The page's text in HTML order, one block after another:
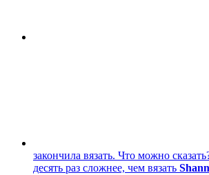
закончила вязать. Что можно
десять раз сложнее, чем вязать